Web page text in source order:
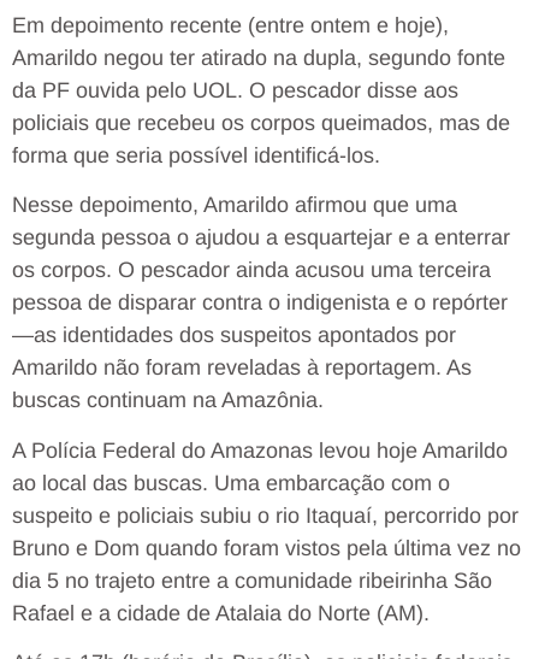
Em depoimento recente (entre ontem e hoje),
Amarildo negou ter atirado na dupla, segundo fonte
da PF ouvida pelo UOL. O pescador disse aos
policiais que recebeu os corpos queimados, mas de
forma que seria possível identificá-los.
Nesse depoimento, Amarildo afirmou que uma
segunda pessoa o ajudou a esquartejar e a enterrar
os corpos. O pescador ainda acusou uma terceira
pessoa de disparar contra o indigenista e o repórter
—as identidades dos suspeitos apontados por
Amarildo não foram reveladas à reportagem. As
buscas continuam na Amazônia.
A Polícia Federal do Amazonas levou hoje Amarildo
ao local das buscas. Uma embarcação com o
suspeito e policiais subiu o rio Itaquaí, percorrido por
Bruno e Dom quando foram vistos pela última vez no
dia 5 no trajeto entre a comunidade ribeirinha São
Rafael e a cidade de Atalaia do Norte (AM).